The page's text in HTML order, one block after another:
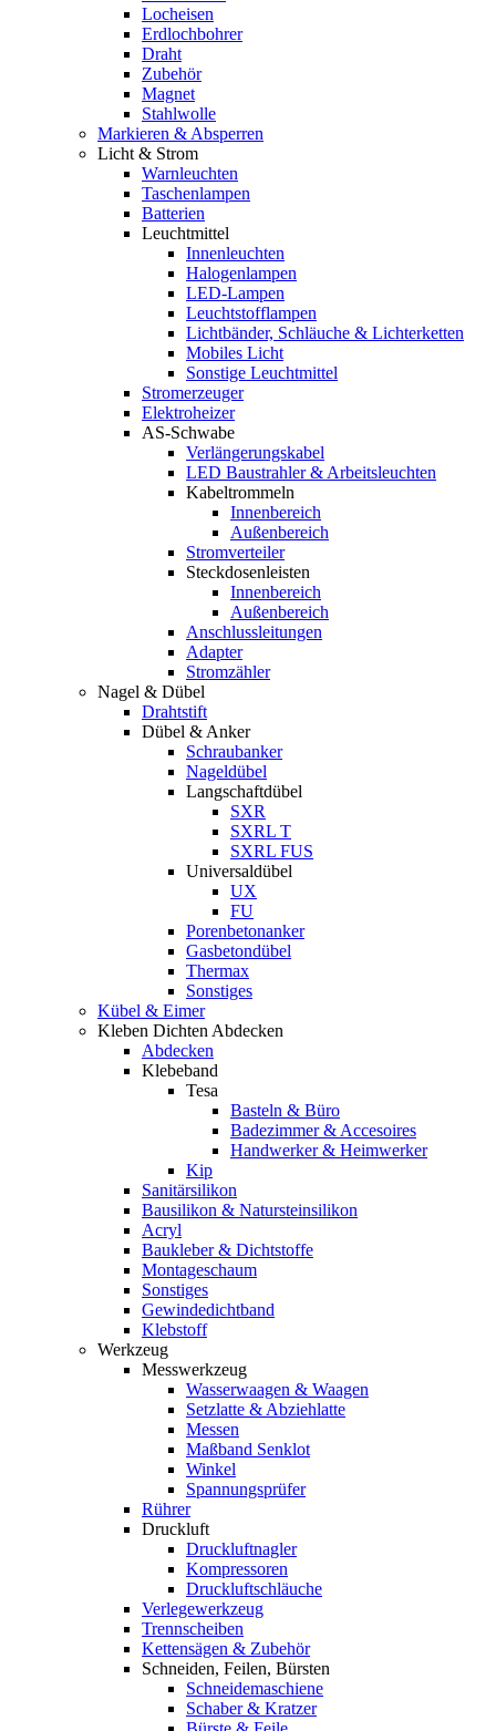
Locheisen
Erdlochbohrer
Draht
Zubehör
Magnet
Stahlwolle
Markieren & Absperren
Licht & Strom
Warnleuchten
Taschenlampen
Batterien
Leuchtmittel
Innenleuchten
Halogenlampen
LED-Lampen
Leuchtstofflampen
Lichtbänder, Schläuche & Lichterketten
Mobiles Licht
Sonstige Leuchtmittel
Stromerzeuger
Elektroheizer
AS-Schwabe
Verlängerungskabel
LED Baustrahler & Arbeitsleuchten
Kabeltrommeln
Innenbereich
Außenbereich
Stromverteiler
Steckdosenleisten
Innenbereich
Außenbereich
Anschlussleitungen
Adapter
Stromzähler
Nagel & Dübel
Drahtstift
Dübel & Anker
Schraubanker
Nageldübel
Langschaftdübel
SXR
SXRL T
SXRL FUS
Universaldübel
UX
FU
Porenbetonanker
Gasbetondübel
Thermax
Sonstiges
Kübel & Eimer
Kleben Dichten Abdecken
Abdecken
Klebeband
Tesa
Basteln & Büro
Badezimmer & Accesoires
Handwerker & Heimwerker
Kip
Sanitärsilikon
Bausilikon & Natursteinsilikon
Acryl
Baukleber & Dichtstoffe
Montageschaum
Sonstiges
Gewindedichtband
Klebstoff
Werkzeug
Messwerkzeug
Wasserwaagen & Waagen
Setzlatte & Abziehlatte
Messen
Maßband Senklot
Winkel
Spannungsprüfer
Rührer
Druckluft
Druckluftnagler
Kompressoren
Druckluftschläuche
Verlegewerkzeug
Trennscheiben
Kettensägen & Zubehör
Schneiden, Feilen, Bürsten
Schneidemaschiene
Schaber & Kratzer